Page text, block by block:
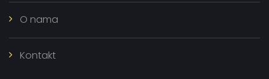
O nama
Kontakt